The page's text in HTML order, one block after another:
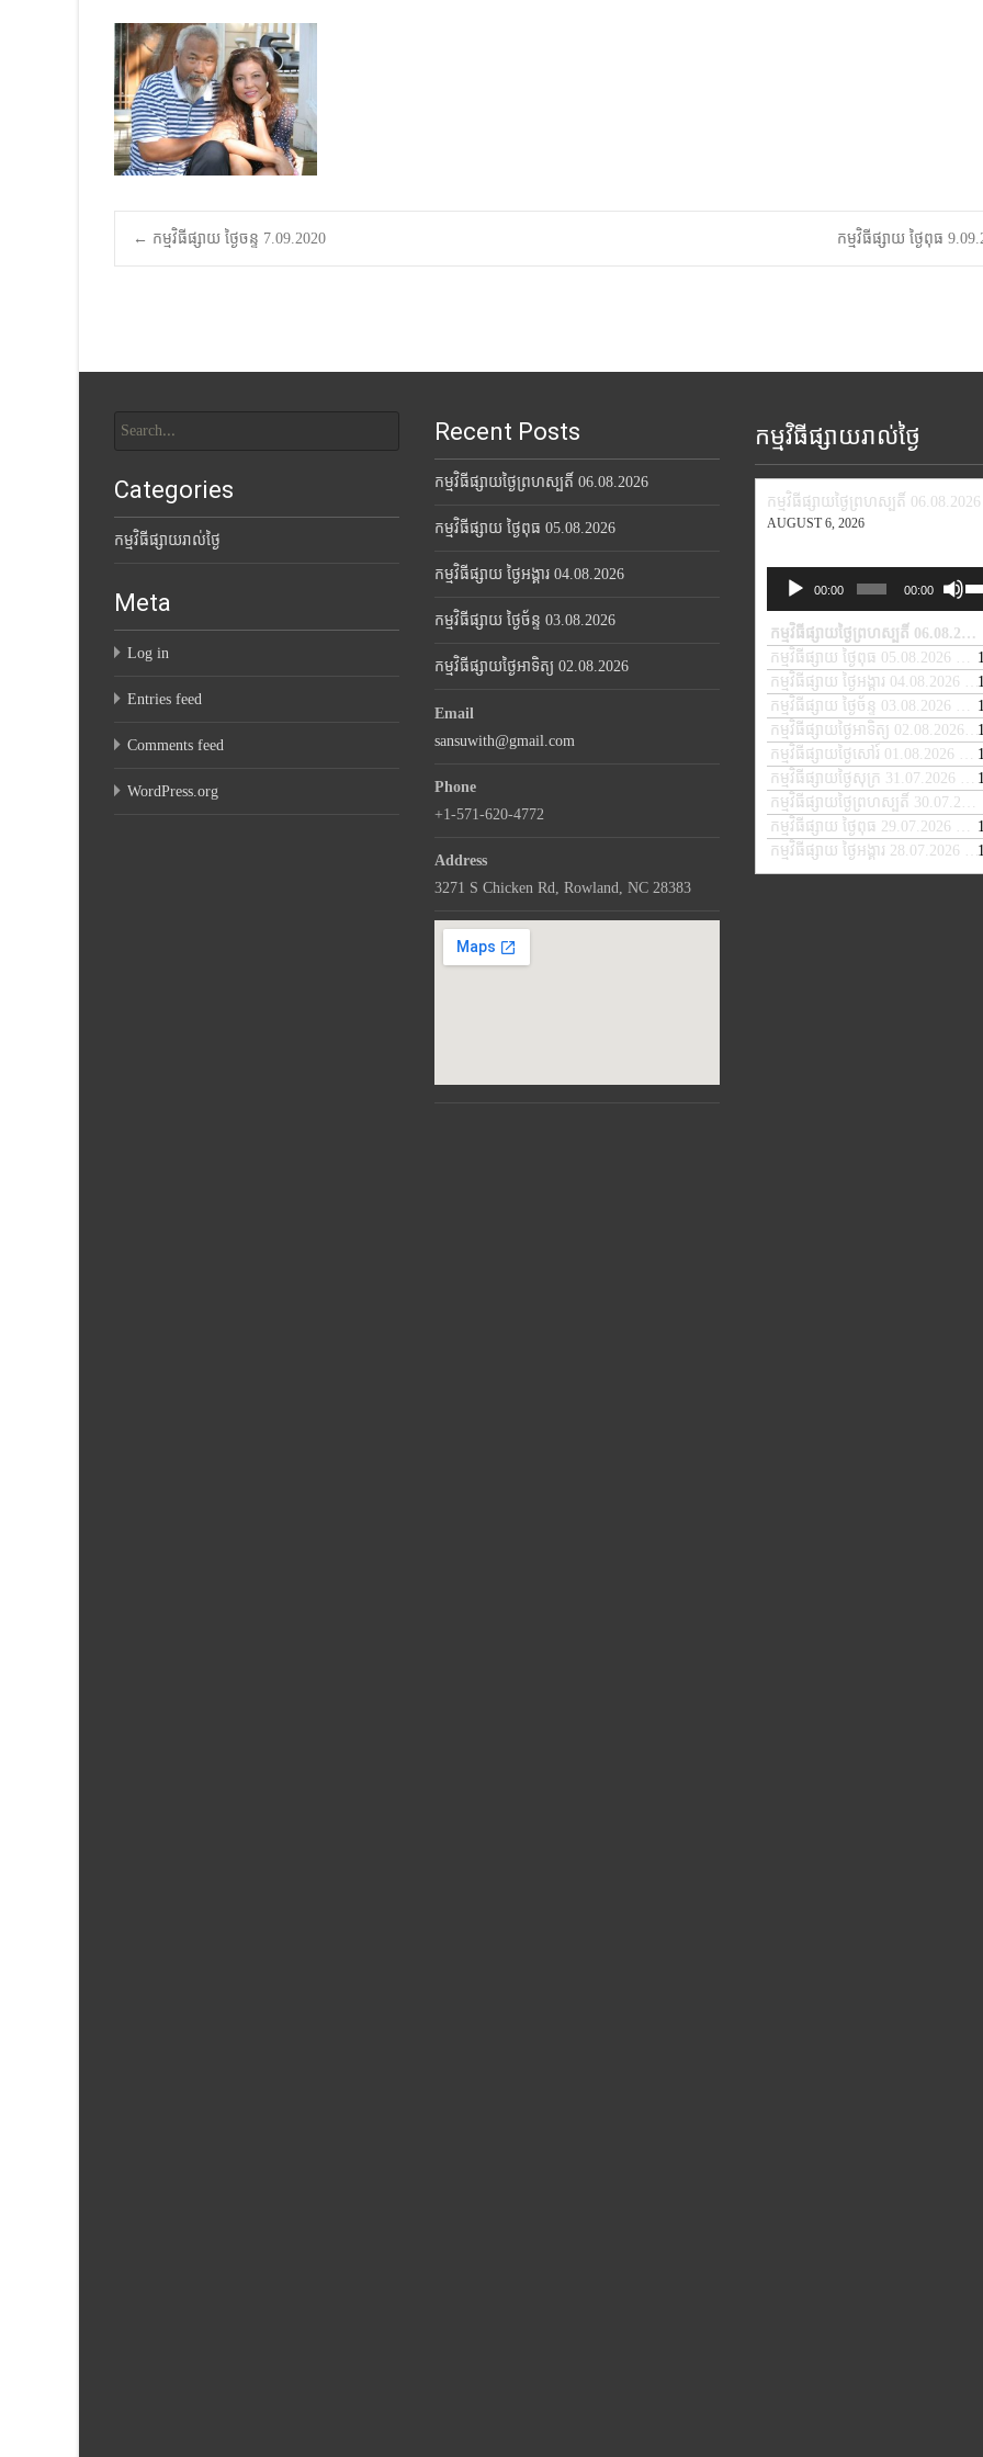
Post
← កម្មវិធីផ្សាយ ថ្ងៃចន្ទ 7.09.2020 កម្មវិធីផ្សាយ ថ្ងៃពុធ
for:
Recent Posts
កម្មវិធីផ្សាយថ្ងៃព្រហស្បតិ៍ 06.08.2026
កម្មវិធីផ្សាយ ថ្ងៃពុធ 05.08.2026
កម្មវិធីផ្សាយ ថ្ងៃអង្គារ 04.08.2026
កម្មវិធីផ្សាយ ថ្ងៃច័ន្ទ 03.08.2026
កម្មវិធីផ្សាយថ្ងៃអាទិត្យ 02.08.2026
កម្មវិធីផ្សាយរាល់ថ្ងៃ
កម្មវិធីផ្សាយថ្ងៃព្រហស្បតិ៍ 06.08.2026
AUGUST 6, 2026
Audio
Player
00:00 00:00
to
or
កម្មវិធីផ្សាយថ្ងៃព្រហស្បតិ៍ 06.08.2026
កម្មវិធីផ្សាយ ថ្ងៃពុធ 05.08.2026 —
កម្មវិធីផ្សាយ ថ្ងៃអង្គារ 04.08.2026 —
កម្មវិធីផ្សាយ ថ្ងៃច័ន្ទ 03.08.2026 —
កម្មវិធីផ្សាយថ្ងៃអាទិត្យ 02.08.2026
កម្មវិធីផ្សាយថ្ងៃសៅរ៍ 01.08.2026 —
កម្មវិធីផ្សាយថ្ងៃសុក្រ 31.07.2026 —
កម្មវិធីផ្សាយ ថ្ងៃពុធ 29.07.2026 —
កម្មវិធីផ្សាយ ថ្ងៃអង្គារ 28.07.2026 —
Categories
កម្មវិធីផ្សាយរាល់ថ្ងៃ
Meta
Log in
Entries feed
Comments feed
WordPress.org
Email
sansuwith@gmail.com
Phone
+1-571-620-4772
Address
3271 S Chicken Rd, Rowland, NC 28383